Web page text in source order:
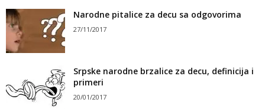
Narodne pitalice za decu sa odgovorima
27/11/2017
Srpske narodne brzalice za decu, definicija i
primeri
20/01/2017